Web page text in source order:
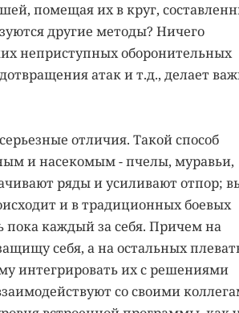
помещая их в круг,
другие методы? Ничего
неприступных оборонительных
атак и т.д., делает
отличия. Такой способ
и насекомым - пчелы, муравьи,
ряды и усиливают отпор;
и в традиционных боевых
пока каждый за себя. Причем на
себя, а на остальных
интегрировать их с решениями
со своими